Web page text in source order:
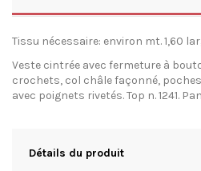
Tissu nécessaire: environ mt. 1,60
Veste cintrée avec fermeture à
crochets, col châle façonné,
avec poignets rivetés. Top n. 1241.
Détails du produit